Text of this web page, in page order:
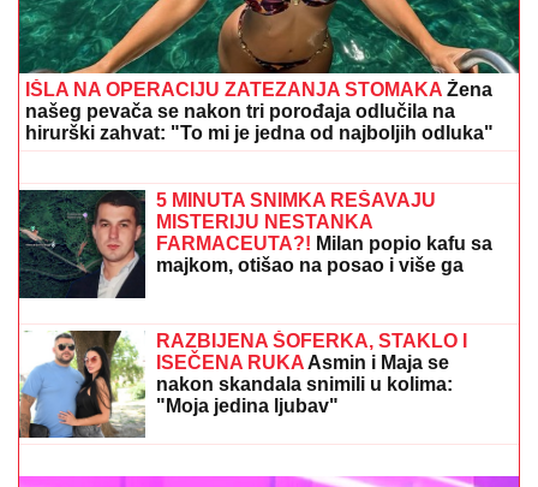
IŠLA NA OPERACIJU ZATEZANJA STOMAKA Žena
našeg pevača se nakon tri porođaja odlučila na
hirurški zahvat: "To mi je jedna od najboljih odluka"
Vladimira Tomovića u Crnoj Gori, on
sad otkrio šta se dešava: "Neki se
slade, neću im zaboraviti"
FARMACEUTA?!Milan popio kafu sa
majkom, otišao na posao i više ga
NIKO NIJE VIDEO: Supruzi je poslao
OVU poruku (FOTO)